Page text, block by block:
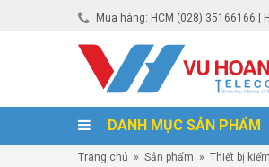
Mua hàng: HCM (028) 35166166 |
DANH MỤC SẢN PHẨM
Trang chủ » Sản phẩm » Thiết bị